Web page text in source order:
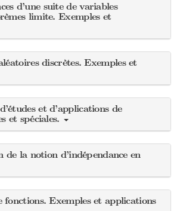
d’une suite de variables
limite. Exemples et
discrètes. Exemples et
et d’applications de
et spéciales.
la notion d’indépendance en
fonctions. Exemples et applications